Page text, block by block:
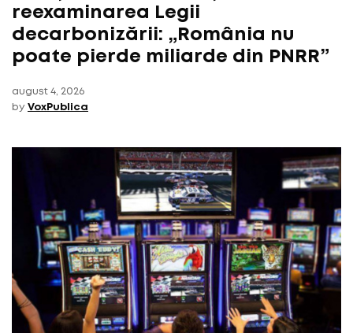
reexaminarea Legii
decarbonizării: „România nu
poate pierde miliarde din PNRR”
august 4, 2026
by VoxPublica